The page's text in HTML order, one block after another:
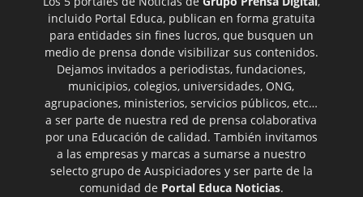
incluido Portal Educa, publican en forma gratuita
para entidades sin fines lucros, que busquen un
medio de prensa donde visibilizar sus contenidos.
Dejamos invitados a periodistas, fundaciones,
municipios, colegios, universidades, ONG,
agrupaciones, ministerios, servicios públicos, etc…
a ser parte de nuestra red de prensa colaborativa
por una Educación de calidad. También invitamos
a las empresas y marcas a sumarse a nuestro
selecto grupo de Auspiciadores y ser parte de la
comunidad de Portal Educa Noticias.